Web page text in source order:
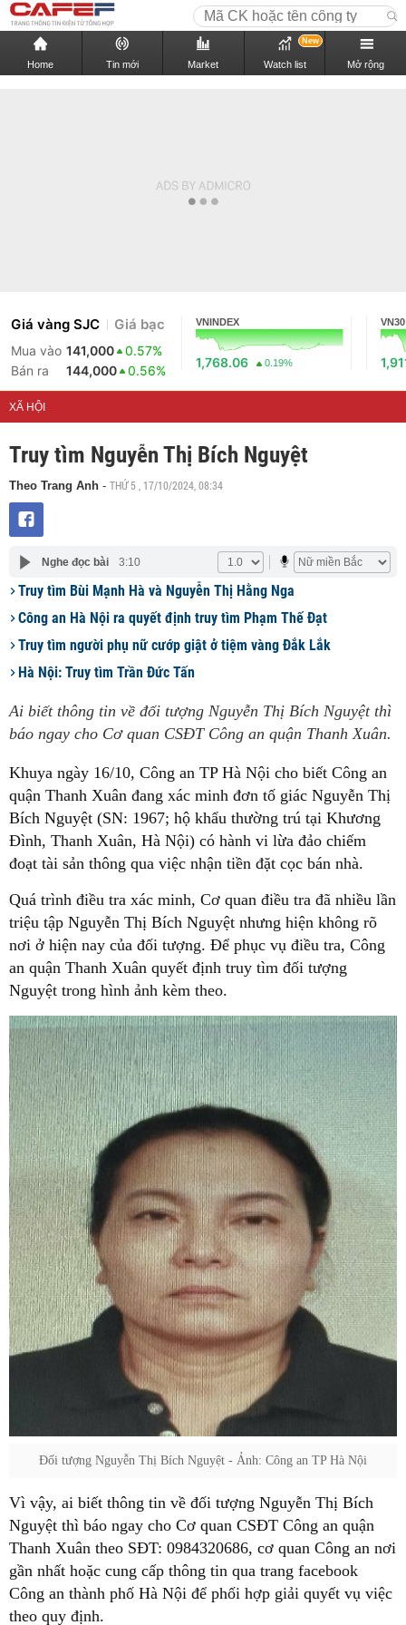
Home Tin mới Market Watch list
New
Mở rộng
Giá vàng SJC Giá bạc
Mua vào 141,000
0.57%
Bán ra
144,000 0.56%
VNINDEX
1,768.06 0.19%
VN30
XÃ HỘI
Truy tìm Nguyễn Thị Bích Nguyệt
Theo Trang Anh - THỨ 5 , 17/10/2024, 08:34
Nghe đọc bài 3:10
Truy tìm Bùi Mạnh Hà và Nguyễn Thị Hằng Nga
Công an Hà Nội ra quyết định truy tìm Phạm Thế Đạt
Truy tìm người phụ nữ cướp giật ở tiệm vàng Đắk Lắk
Hà Nội: Truy tìm Trần Đức Tấn
Ai biết thông tin về đối tượng Nguyễn Thị Bích Nguyệt thì
báo ngay cho Cơ quan CSĐT Công an quận Thanh Xuân.
Khuya ngày 16/10, Công an TP Hà Nội cho biết Công an
quận Thanh Xuân đang xác minh đơn tố giác Nguyễn Thị
Bích Nguyệt (SN: 1967; hộ khẩu thường trú tại Khương
Đình, Thanh Xuân, Hà Nội) có hành vi lừa đảo chiếm
đoạt tài sản thông qua việc nhận tiền đặt cọc bán nhà.
Quá trình điều tra xác minh, Cơ quan điều tra đã nhiều lần
triệu tập Nguyễn Thị Bích Nguyệt nhưng hiện không rõ
nơi ở hiện nay của đối tượng. Để phục vụ điều tra, Công
an quận Thanh Xuân quyết định truy tìm đối tượng
Nguyệt trong hình ảnh kèm theo.
Đối tượng Nguyễn Thị Bích Nguyệt - Ảnh: Công an TP Hà Nội
Vì vậy, ai biết thông tin về đối tượng Nguyễn Thị Bích
Nguyệt thì báo ngay cho Cơ quan CSĐT Công an quận
Thanh Xuân theo SĐT: 0984320686, cơ quan Công an nơi
gần nhất hoặc cung cấp thông tin qua trang facebook
Công an thành phố Hà Nội để phối hợp giải quyết vụ việc
theo quy định.